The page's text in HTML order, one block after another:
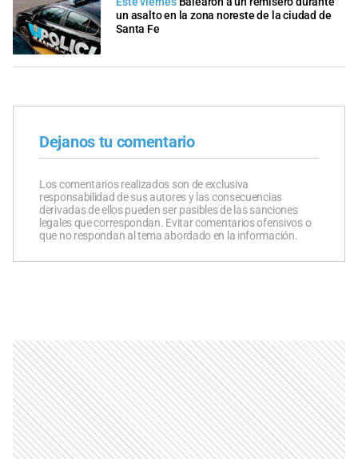
un asalto en la zona noreste de la ciudad de
Santa Fe
Dejanos tu comentario
Los comentarios realizados son de exclusiva
responsabilidad de sus autores y las consecuencias
derivadas de ellos pueden ser pasibles de las sanciones
legales que correspondan. Evitar comentarios ofensivos o
que no respondan al tema abordado en la información.